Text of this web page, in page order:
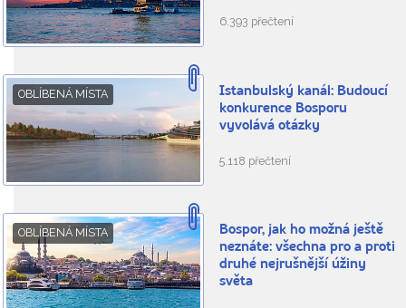
6.393 přečtení
OBLÍBENÁ MÍSTA
Istanbulský kanál: Budoucí
konkurence Bosporu
vyvolává otázky
5.118 přečtení
OBLÍBENÁ MÍSTA
Bospor, jak ho možná ještě
neznáte: všechna pro a proti
druhé nejrušnější úžiny
světa